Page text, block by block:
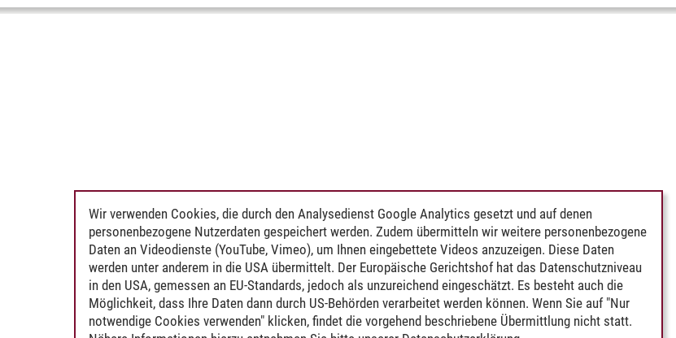
Wir verwenden Cookies, die durch den Analysedienst Google Analytics gesetzt und auf denen
personenbezogene Nutzerdaten gespeichert werden. Zudem übermitteln wir weitere personenbezogene
Daten an Videodienste (YouTube, Vimeo), um Ihnen eingebettete Videos anzuzeigen. Diese Daten
werden unter anderem in die USA übermittelt. Der Europäische Gerichtshof hat das Datenschutzniveau
in den USA, gemessen an EU-Standards, jedoch als unzureichend eingeschätzt. Es besteht auch die
Möglichkeit, dass Ihre Daten dann durch US-Behörden verarbeitet werden können. Wenn Sie auf "Nur
notwendige Cookies verwenden" klicken, findet die vorgehend beschriebene Übermittlung nicht statt.